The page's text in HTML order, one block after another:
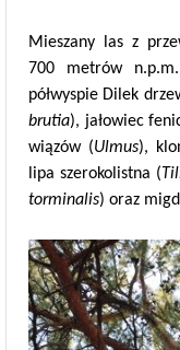
Mieszany las z
700 metrów
półwyspie Dilek
brutia), jałowiec
wiązów (Ulmus),
lipa szerokolistna (
torminalis) oraz